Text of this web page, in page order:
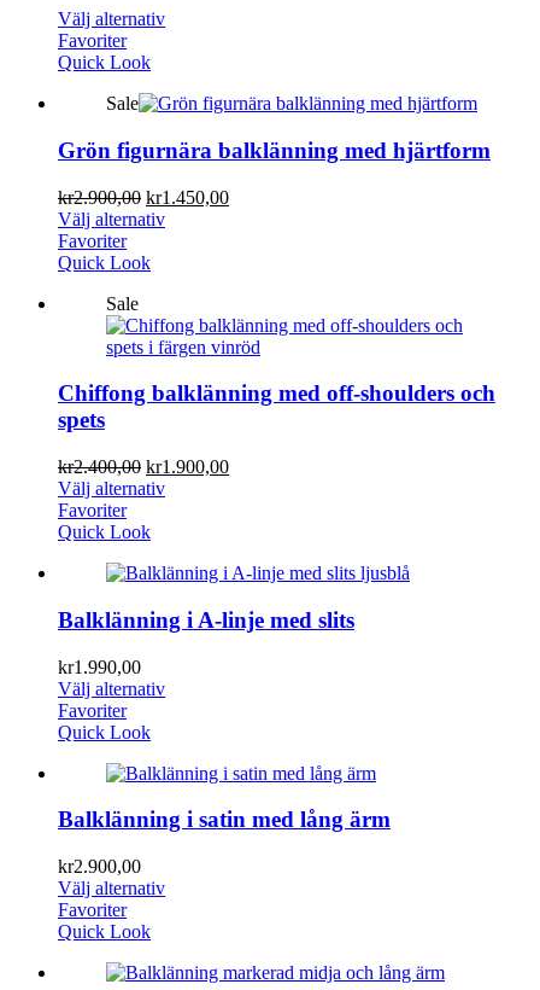
Välj alternativ
Favoriter
Quick Look
Sale
Grön figurnära balklänning med hjärtform
kr2.900,00 kr1.450,00
Välj alternativ
Favoriter
Quick Look
Sale
Chiffong balklänning med off-shoulders och
spets
kr2.400,00 kr1.900,00
Välj alternativ
Favoriter
Quick Look
Balklänning i A-linje med slits
kr1.990,00
Välj alternativ
Favoriter
Quick Look
Balklänning i satin med lång ärm
kr2.900,00
Välj alternativ
Favoriter
Quick Look